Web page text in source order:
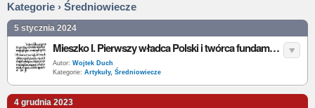
Kategorie › Średniowiecze
5 stycznia 2024
Mieszko I. Pierwszy władca Polski i twórca fundamentów państwa polskiego
Autor: Wojtek Duch
Kategorie: Artykuły, Średniowiecze
4 grudnia 2023